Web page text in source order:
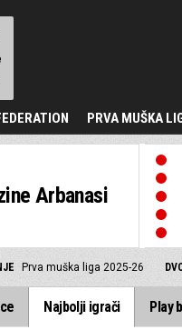
PRVA MUŠKA
Arbanasi
Prva muška liga 2025-26
Najbolji igrači Play